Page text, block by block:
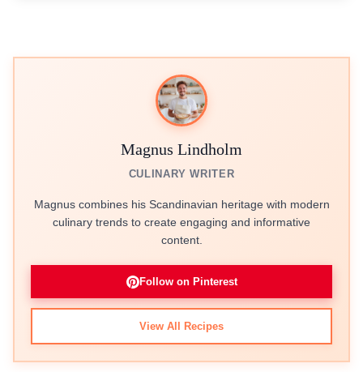
Magnus Lindholm
CULINARY WRITER
Magnus combines his Scandinavian heritage with modern
culinary trends to create engaging and informative
content.
Follow on Pinterest
View All Recipes